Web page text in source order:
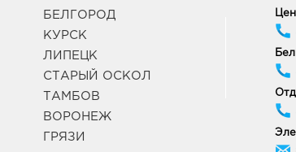
Воронеж, ул Шишкова, д. 72
10:00 - 21:00
Воронеж Максимир: 333.0
394033, Воронежская обл, г
Воронеж, пр-кт Ленинский, д.
БЕЛГОРОД
КУРСК
ЛИПЕЦК
СТАРЫЙ ОСКОЛ
ТАМБОВ
ВОРОНЕЖ
ГРЯЗИ